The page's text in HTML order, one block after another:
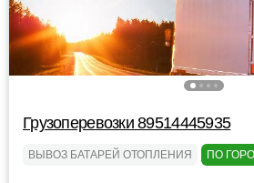
Грузоперевозки 89514445935
ВЫВОЗ БАТАРЕЙ ОТОПЛЕНИЯ ПО